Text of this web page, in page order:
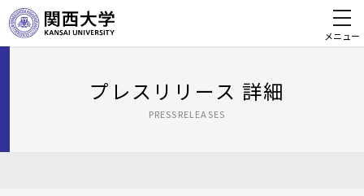
メニュー
プレスリリース 詳細
PRESSRELEASES